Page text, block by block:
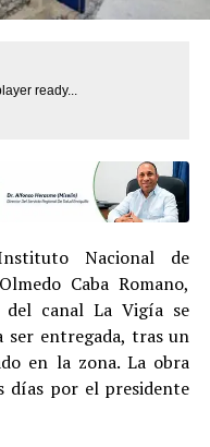
ready...
Nacional de
Caba Romano,
del canal La Vigía se
ser entregada, tras un
en la zona. La obra
días por el presidente